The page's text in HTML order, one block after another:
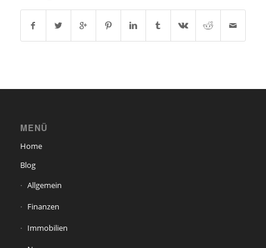
MENÜ
Home
Blog
Allgemein
Finanzen
Immobilien